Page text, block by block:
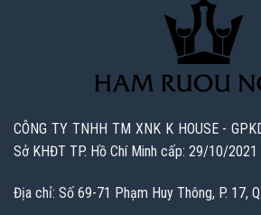
CÔNG TY TNHH TM XNK K HOUSE -
Sở KHĐT TP. Hồ Chí Minh cấp: 29/10/2021
Địa chỉ: Số 69-71 Phạm Huy Thông, P. 17,